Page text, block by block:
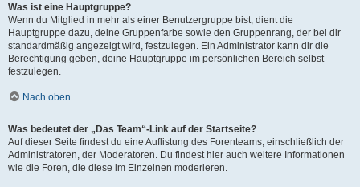
Was ist eine Hauptgruppe?
Wenn du Mitglied in mehr als einer Benutzergruppe bist, dient die
Hauptgruppe dazu, deine Gruppenfarbe sowie den Gruppenrang, der bei dir
standardmäßig angezeigt wird, festzulegen. Ein Administrator kann dir die
Berechtigung geben, deine Hauptgruppe im persönlichen Bereich selbst
festzulegen.
Nach oben
Was bedeutet der „Das Team“-Link auf der Startseite?
Auf dieser Seite findest du eine Auflistung des Forenteams, einschließlich der
Administratoren, der Moderatoren. Du findest hier auch weitere Informationen
wie die Foren, die diese im Einzelnen moderieren.